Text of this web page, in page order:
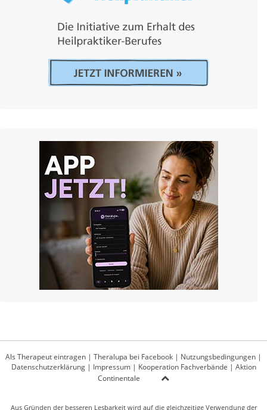
Als Therapeut eintragen | Theralupa bei Facebook | Nutzungsbedingungen |
Datenschutzerklärung| Impressum| Kooperation Fachverbände | Aktion
Continentale
Aus Gründen der besseren Lesbarkeit wird auf die gleichzeitige Verwendung der